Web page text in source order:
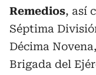
Remedios, así
Séptima
Décima
Brigada del